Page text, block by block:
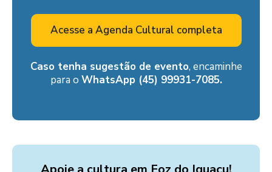
Acesse a Agenda Cultural completa
Caso tenha sugestão de evento, encaminhe
para o WhatsApp (45) 99931-7085.